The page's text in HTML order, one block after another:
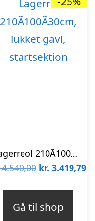
Lagerreol 210Ã100Ã30cm, lukket gavl, startsektion
4.540,00 Den
var:
kr. 3.419,79
Gå til shop